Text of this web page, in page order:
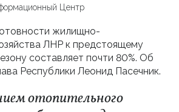
Центр
жилищно-
ЛНР к предстоящему
составляет почти 80%. Об
Республики Леонид Пасечник.
отопительного